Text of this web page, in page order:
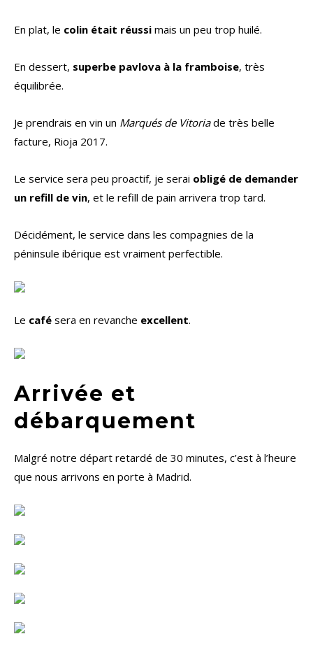
En plat, le colin était réussi mais un peu trop huilé.
En dessert, superbe pavlova à la framboise, très
équilibrée.
Je prendrais en vin un Marqués de Vitoriade très belle
facture, Rioja 2017.
Le service sera peu proactif, je serai obligé de demander
un refill de vin, et le refill de pain arrivera trop tard.
Décidément, le service dans les compagnies de la
péninsule ibérique est vraiment perfectible.
Le café sera en revanche excellent.
Arrivée et
débarquement
Malgré notre départ retardé de 30 minutes, c’est à l’heure
que nous arrivons en porte à Madrid.